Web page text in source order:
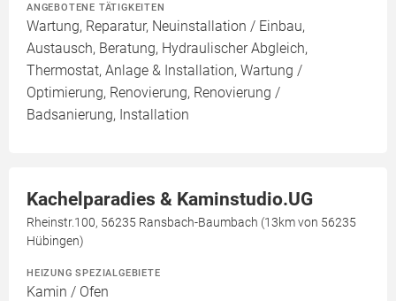
ANGEBOTENE TÄTIGKEITEN
Wartung, Reparatur, Neuinstallation / Einbau,
Austausch, Beratung, Hydraulischer Abgleich,
Thermostat, Anlage & Installation, Wartung /
Optimierung, Renovierung, Renovierung /
Badsanierung, Installation
Kachelparadies & Kaminstudio.UG
Rheinstr.100, 56235 Ransbach-Baumbach (13km von 56235
Hübingen)
HEIZUNG SPEZIALGEBIETE
Kamin / Ofen